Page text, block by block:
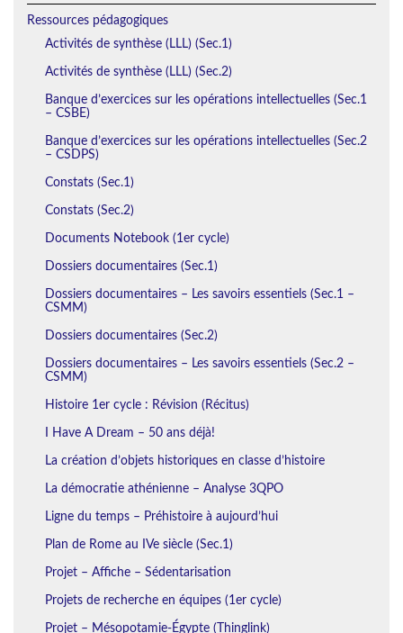
Ressources pédagogiques
Activités de synthèse (LLL) (Sec.1)
Activités de synthèse (LLL) (Sec.2)
Banque d’exercices sur les opérations intellectuelles (Sec.1
– CSBE)
Banque d’exercices sur les opérations intellectuelles (Sec.2
– CSDPS)
Constats (Sec.1)
Constats (Sec.2)
Documents Notebook (1er cycle)
Dossiers documentaires (Sec.1)
Dossiers documentaires – Les savoirs essentiels (Sec.1 –
CSMM)
Dossiers documentaires (Sec.2)
Dossiers documentaires – Les savoirs essentiels (Sec.2 –
CSMM)
Histoire 1er cycle : Révision (Récitus)
I Have A Dream – 50 ans déjà!
La création d’objets historiques en classe d’histoire
La démocratie athénienne – Analyse 3QPO
Ligne du temps – Préhistoire à aujourd’hui
Plan de Rome au IVe siècle (Sec.1)
Projet – Affiche – Sédentarisation
Projets de recherche en équipes (1er cycle)
Projet – Mésopotamie-Égypte (Thinglink)